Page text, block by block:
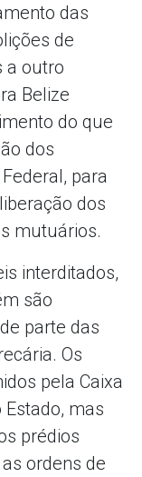
das
de
a outro
Belize
do que
dos
para
dos
mutuários.
interditados,
são
parte das
Os
pela Caixa
mas
prédios
ordens de